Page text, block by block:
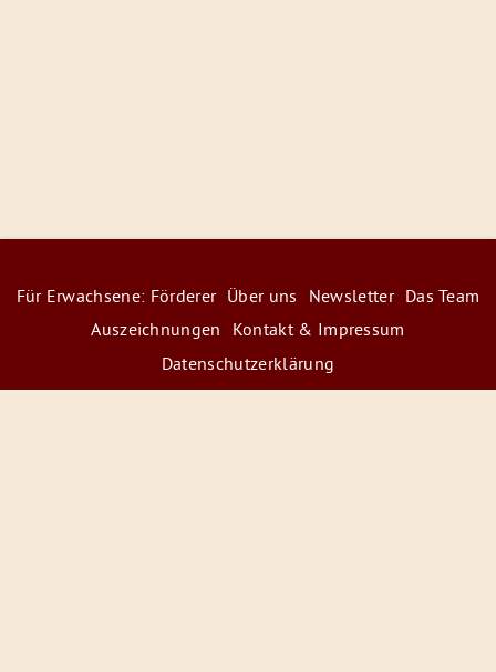
Für Erwachsene: Förderer Über uns Newsletter Das Team
Auszeichnungen
Kontakt & Impressum
Datenschutzerklärung